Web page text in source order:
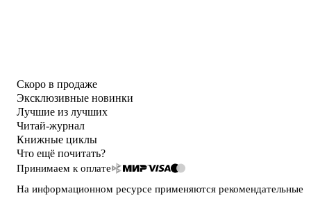
Скоро в продаже
Эксклюзивные новинки
Лучшие из лучших
Читай-журнал
Книжные циклы
Что ещё почитать?
Принимаем к оплате
На информационном ресурсе применяются рекомендательные